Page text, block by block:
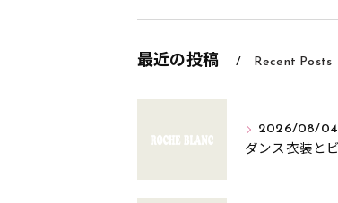
最近の投稿 Recent Posts
2026/08/04